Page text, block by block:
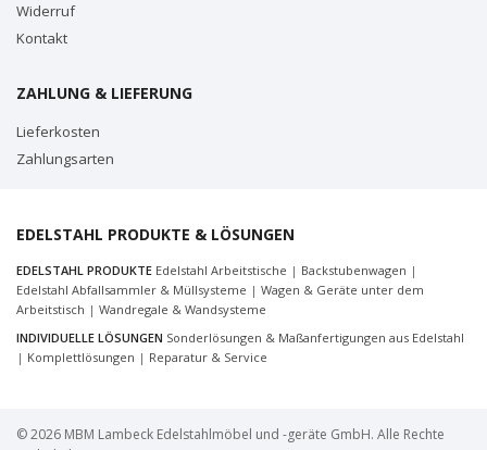
Widerruf
Kontakt
ZAHLUNG & LIEFERUNG
Lieferkosten
Zahlungsarten
EDELSTAHL PRODUKTE & LÖSUNGEN
EDELSTAHL PRODUKTE Edelstahl Arbeitstische | Backstubenwagen |
Edelstahl Abfallsammler & Müllsysteme | Wagen & Geräte unter dem
Arbeitstisch | Wandregale & Wandsysteme
INDIVIDUELLE LÖSUNGEN Sonderlösungen & Maßanfertigungen aus Edelstahl
| Komplettlösungen | Reparatur & Service
© 2026 MBM Lambeck Edelstahlmöbel und -geräte GmbH. Alle Rechte